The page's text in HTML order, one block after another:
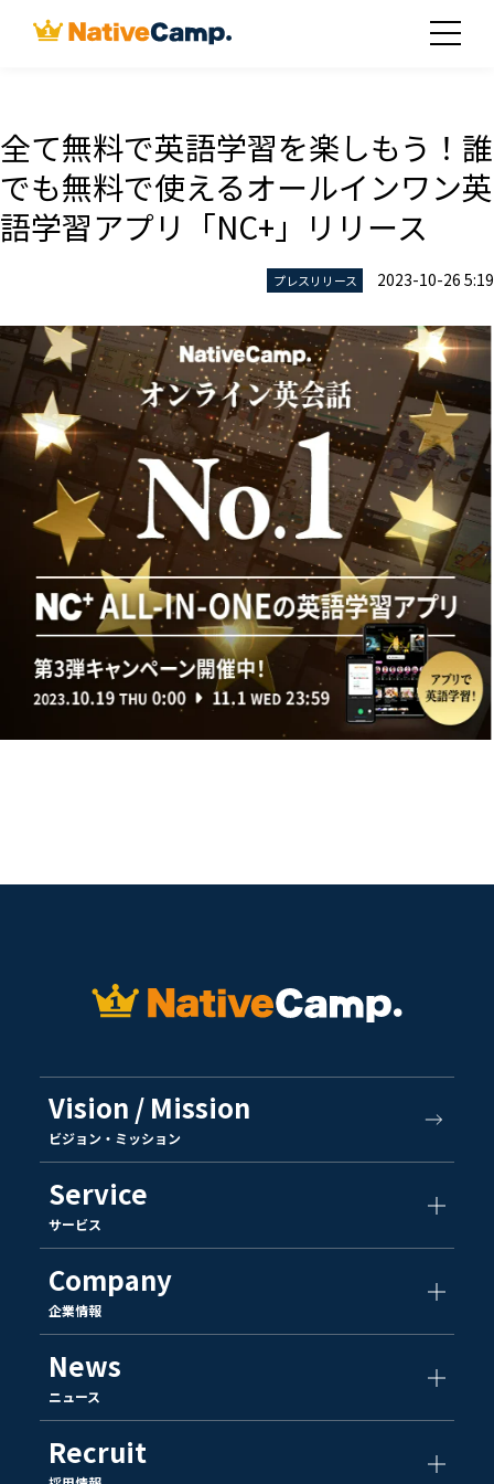
全て無料で英語学習を楽しもう！誰
でも無料で使えるオールインワン英
語学習アプリ「NC+」リリース
プレスリリース 2023-10-26 5:19
Vision / Mission
ビジョン・ミッション
Service
サービス
Company
企業情報
News
ニュース
Recruit